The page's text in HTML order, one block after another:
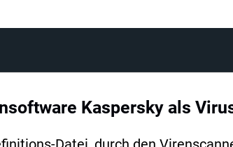
Kaspersky als